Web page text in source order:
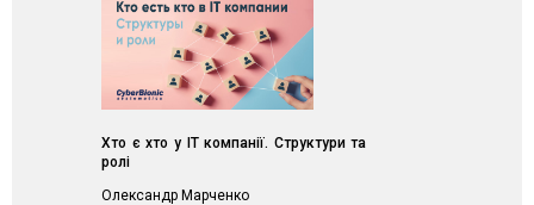
Хто є хто у IT компанії. Структури та
ролі
Олександр Марченко